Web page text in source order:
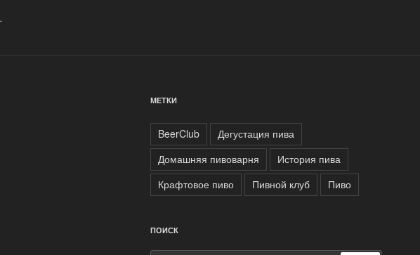
.
МЕТКИ
BeerClub
Дегустация пива
Домашняя пивоварня
История пива
Крафтовое пиво
Пивной клуб Пиво
ПОИСК